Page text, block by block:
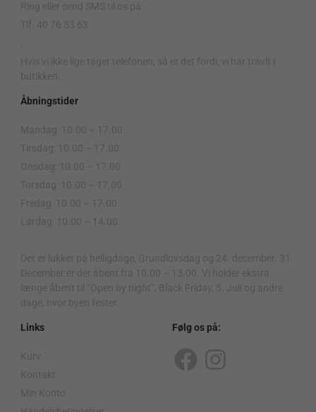
Ring eller send SMS til os på:
Tlf. 40 76 53 63
Hvis vi ikke lige tager telefonen, så er det fordi, vi har travlt i
butikken.
Åbningstider
Mandag: 10.00 – 17.00
Tirsdag: 10.00 – 17.00
Onsdag: 10.00 – 17.00
Torsdag: 10.00 – 17.00
Fredag: 10.00 – 17.00
Lørdag: 10.00 – 14.00
Der er lukket på helligdage, Grundlovsdag og 24. december. 31.
December er der åbent fra 10.00 – 13.00. Vi holder ekstra
længe åbent til “Open by night”, Black Friday, 5. Juli og andre
dage, hvor byen fester.
Links
Kurv
Kontakt
Min Konto
Følg os på:
F
I